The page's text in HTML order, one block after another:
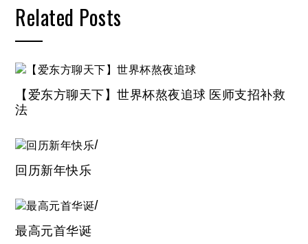
Related Posts
【爱东方聊天下】世界杯熬夜追球 医师支招补救
法
回历新年快乐
最高元首华诞